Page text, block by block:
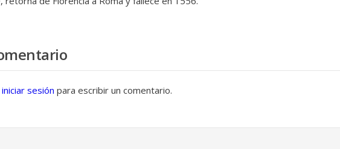
iniciar sesión para escribir un comentario.